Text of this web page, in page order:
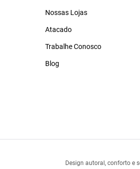
Nossas Lojas
Atacado
Trabalhe Conosco
Blog
Design autoral, conforto e